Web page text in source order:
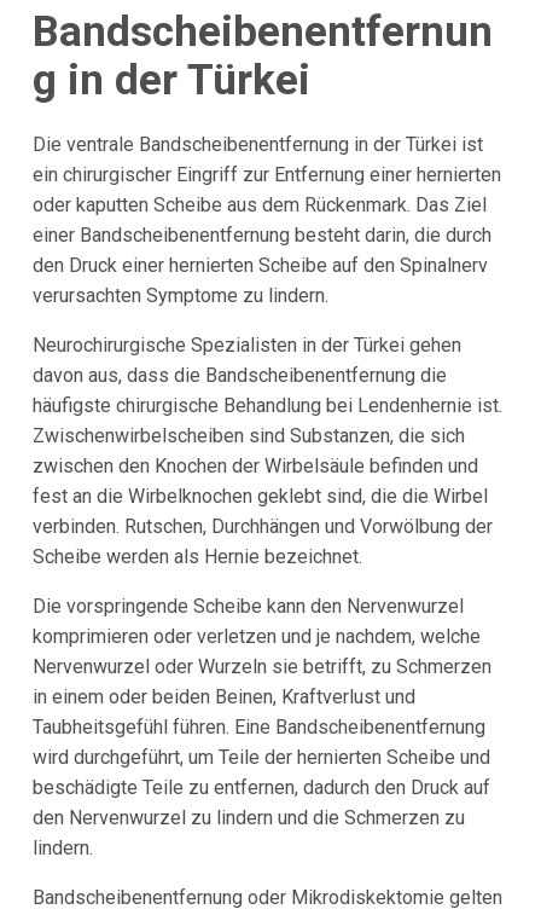
Bandscheibenentfernun
g in der Türkei
Die ventrale Bandscheibenentfernung in der Türkei ist
ein chirurgischer Eingriff zur Entfernung einer hernierten
oder kaputten Scheibe aus dem Rückenmark. Das Ziel
einer Bandscheibenentfernung besteht darin, die durch
den Druck einer hernierten Scheibe auf den Spinalnerv
verursachten Symptome zu lindern.
Neurochirurgische Spezialisten in der Türkei gehen
davon aus, dass die Bandscheibenentfernung die
häufigste chirurgische Behandlung bei Lendenhernie ist.
Zwischenwirbelscheiben sind Substanzen, die sich
zwischen den Knochen der Wirbelsäule befinden und
fest an die Wirbelknochen geklebt sind, die die Wirbel
verbinden. Rutschen, Durchhängen und Vorwölbung der
Scheibe werden als Hernie bezeichnet.
Die vorspringende Scheibe kann den Nervenwurzel
komprimieren oder verletzen und je nachdem, welche
Nervenwurzel oder Wurzeln sie betrifft, zu Schmerzen
in einem oder beiden Beinen, Kraftverlust und
Taubheitsgefühl führen. Eine Bandscheibenentfernung
wird durchgeführt, um Teile der hernierten Scheibe und
beschädigte Teile zu entfernen, dadurch den Druck auf
den Nervenwurzel zu lindern und die Schmerzen zu
lindern.
Bandscheibenentfernung oder Mikrodiskektomie gelten